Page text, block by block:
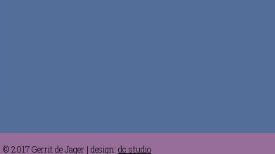
© 2017 Gerrit de Jager | design: dc studio